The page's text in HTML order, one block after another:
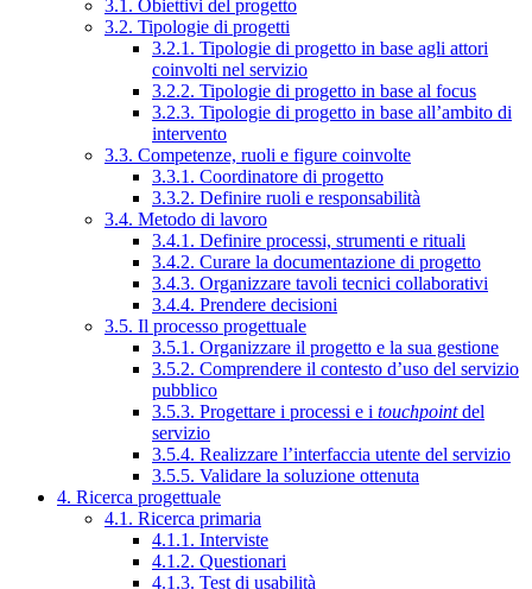
3.1. Obiettivi del progetto
3.2. Tipologie di progetti
3.2.1. Tipologie di progetto in base agli attori
coinvolti nel servizio
3.2.2. Tipologie di progetto in base al focus
3.2.3. Tipologie di progetto in base all’ambito di
intervento
3.3. Competenze, ruoli e figure coinvolte
3.3.1. Coordinatore di progetto
3.3.2. Definire ruoli e responsabilità
3.4. Metodo di lavoro
3.4.1. Definire processi, strumenti e rituali
3.4.2. Curare la documentazione di progetto
3.4.3. Organizzare tavoli tecnici collaborativi
3.4.4. Prendere decisioni
3.5. Il processo progettuale
3.5.1. Organizzare il progetto e la sua gestione
3.5.2. Comprendere il contesto d’uso del servizio
pubblico
3.5.3. Progettare i processi e i touchpointdel
servizio
3.5.4. Realizzare l’interfaccia utente del servizio
3.5.5. Validare la soluzione ottenuta
4. Ricerca progettuale
4.1. Ricerca primaria
4.1.1. Interviste
4.1.2. Questionari
4.1.3. Test di usabilità